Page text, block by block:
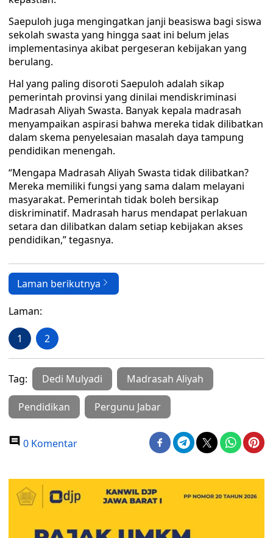
Saepuloh juga mengingatkan janji beasiswa bagi siswa
sekolah swasta yang hingga saat ini belum jelas
implementasinya akibat pergeseran kebijakan yang
berulang.
Hal yang paling disoroti Saepuloh adalah sikap
pemerintah provinsi yang dinilai mendiskriminasi
Madrasah Aliyah Swasta. Banyak kepala madrasah
menyampaikan aspirasi bahwa mereka tidak dilibatkan
dalam skema penyelesaian masalah daya tampung
pendidikan menengah.
“Mengapa Madrasah Aliyah Swasta tidak dilibatkan?
Mereka memiliki fungsi yang sama dalam melayani
masyarakat. Pemerintah tidak boleh bersikap
diskriminatif. Madrasah harus mendapat perlakuan
setara dan dilibatkan dalam setiap kebijakan akses
pendidikan,” tegasnya.
Laman berikutnya
Laman:
1 2
Tag: Dedi Mulyadi Madrasah Aliyah
Pendidikan Pergunu Jabar
0 Komentar